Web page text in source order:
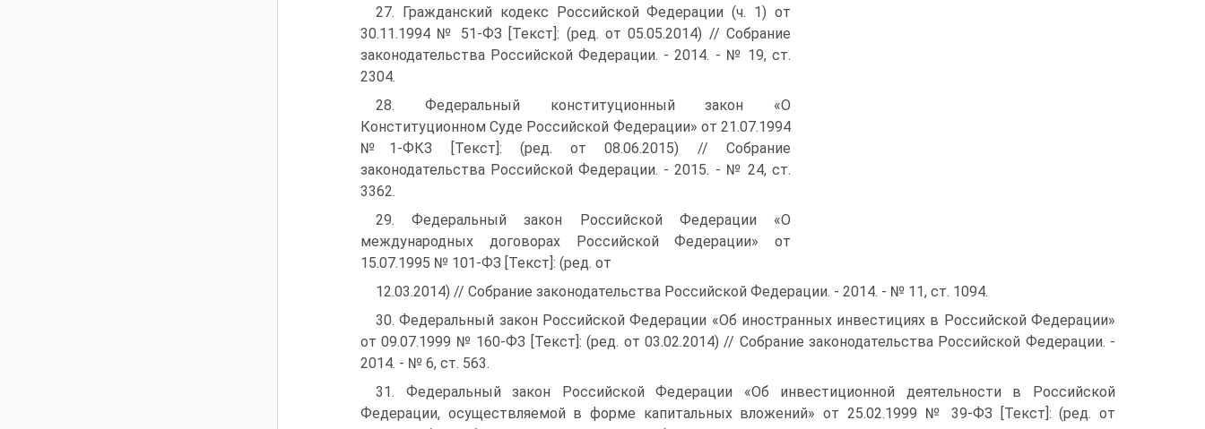
27. Гражданский кодекс Российской Федерации (ч. 1) от
30.11.1994 № 51-ФЗ [Текст]: (ред. от 05.05.2014) // Собрание
законодательства Российской Федерации. - 2014. - № 19, ст.
2304.
28. Федеральный конституционный закон «О
Конституционном Суде Российской Федерации» от 21.07.1994
№1-ФКЗ [Текст]: (ред. от 08.06.2015) // Собрание
законодательства Российской Федерации. - 2015. - № 24, ст.
3362.
29. Федеральный закон Российской Федерации «О
международных договорах Российской Федерации» от
15.07.1995 № 101-ФЗ [Текст]: (ред. от
12.03.2014) // Собрание законодательства Российской Федерации. - 2014. - № 11, ст. 1094.
30. Федеральный закон Российской Федерации «Об иностранных инвестициях в Российской Федерации»
от 09.07.1999 № 160-ФЗ [Текст]: (ред. от 03.02.2014) // Собрание законодательства Российской Федерации. -
2014. - № 6, ст. 563.
31. Федеральный закон Российской Федерации «Об инвестиционной деятельности в Российской
Федерации, осуществляемой в форме капитальных вложений» от 25.02.1999 № 39-ФЗ [Текст]: (ред. от